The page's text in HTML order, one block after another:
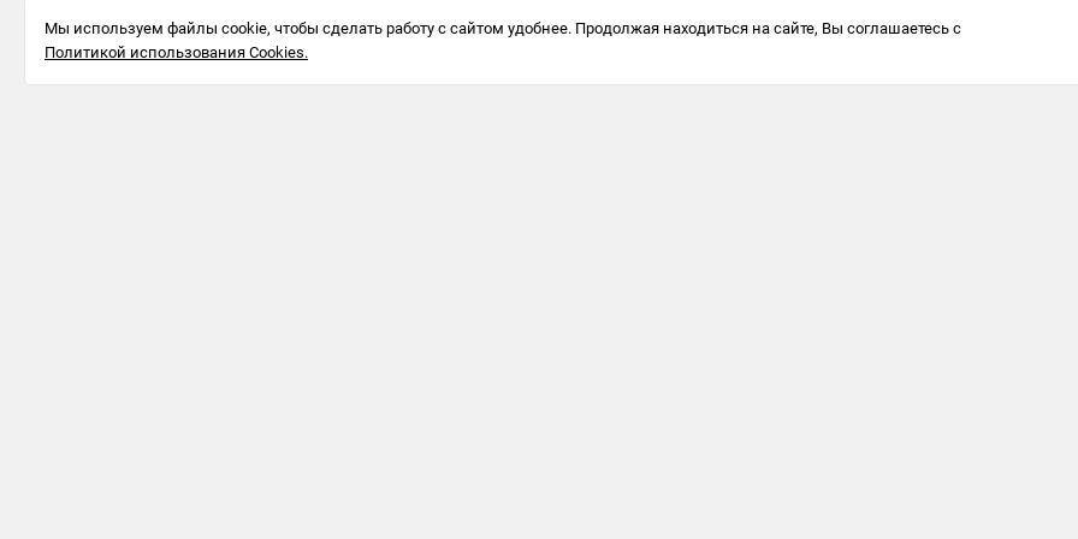
Мы используем файлы cookie, чтобы сделать работу с сайтом удобнее. Продолжая находиться на сайте, Вы соглашаетесь с
Политикой использования Cookies.